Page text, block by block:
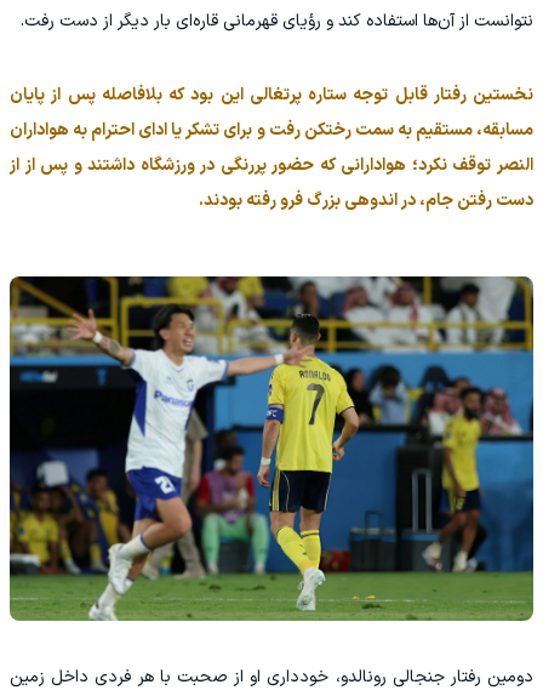
نتوانست از آن‌ها استفاده کند و رؤیای قهرمانی قاره‌ای بار دیگر از دست رفت.
نخستین رفتار قابل توجه ستاره پرتغالی این بود که بلافاصله پس از پایان
مسابقه، مستقیم به سمت رختکن رفت و برای تشکر یا ادای احترام به هواداران
النصر توقف نکرد؛ هوادارانی که حضور پررنگی در ورزشگاه داشتند و پس از از
دست رفتن جام، در اندوهی بزرگ فرو رفته بودند.
دومین رفتار جنجالی رونالدو، خودداری او از صحبت با هر فردی داخل زمین